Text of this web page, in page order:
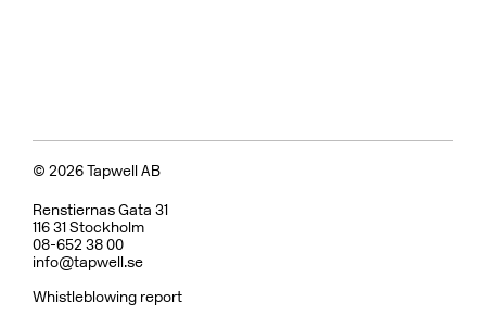
© 2026 Tapwell AB
Renstiernas Gata 31
116 31 Stockholm
08-652 38 00
info@tapwell.se
Whistleblowing report